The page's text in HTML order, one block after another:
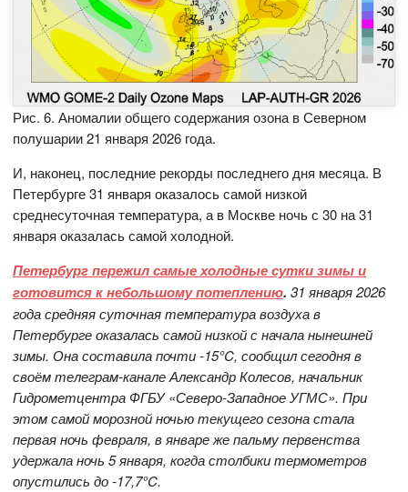
Рис. 6. Аномалии общего содержания озона в Северном
полушарии 21 января 2026 года.
И, наконец, последние рекорды последнего дня месяца. В
Петербурге 31 января оказалось самой низкой
среднесуточная температура, а в Москве ночь с 30 на 31
января оказалась самой холодной.
Петербург пережил самые холодные сутки зимы и
готовится к небольшому потеплению.31 января 2026
года средняя суточная температура воздуха в
Петербурге оказалась самой низкой с начала нынешней
зимы. Она составила почти -15°C, сообщил сегодня в
своём телеграм-канале Александр Колесов, начальник
Гидрометцентра ФГБУ «Северо-Западное УГМС». При
этом самой морозной ночью текущего сезона стала
первая ночь февраля, в январе же пальму первенства
удержала ночь 5 января, когда столбики термометров
опустились до -17,7°C.